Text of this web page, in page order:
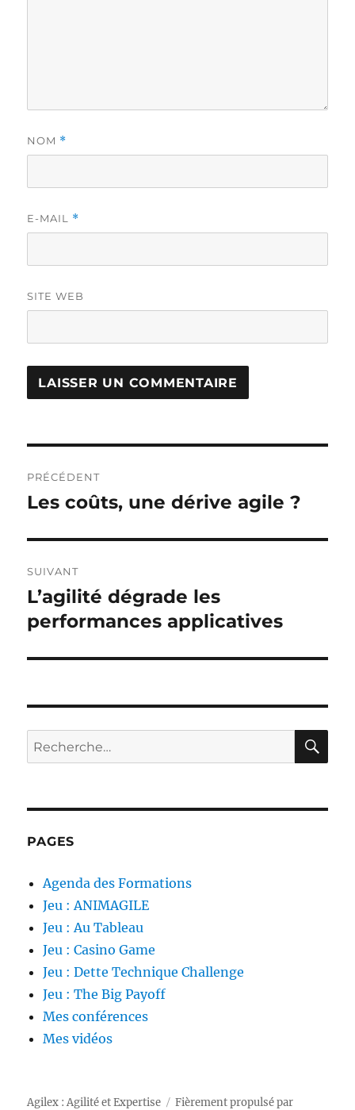
NOM *
E-MAIL *
SITE WEB
de
PRÉCÉDENT
Publication
Les coûts, une dérive agile ?
SUIVANT
Publication
suivante :
L’agilité dégrade les
performances applicatives
Recherche
pour :
PAGES
Agenda des Formations
Jeu : ANIMAGILE
Jeu : Au Tableau
Jeu : Casino Game
Jeu : Dette Technique Challenge
Jeu : The Big Payoff
Mes conférences
Mes vidéos
Agilex : Agilité et Expertise Fièrement propulsé par